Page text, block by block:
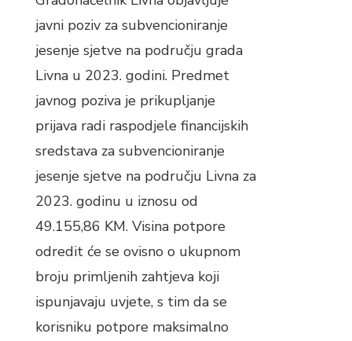
javni poziv za subvencioniranje
jesenje sjetve na području grada
Livna u 2023. godini. Predmet
javnog poziva je prikupljanje
prijava radi raspodjele financijskih
sredstava za subvencioniranje
jesenje sjetve na području Livna za
2023. godinu u iznosu od
49.155,86 KM. Visina potpore
odredit će se ovisno o ukupnom
broju primljenih zahtjeva koji
ispunjavaju uvjete, s tim da se
korisniku potpore maksimalno